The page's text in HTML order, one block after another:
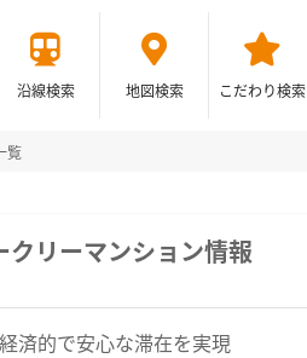
沿線検索 地図検索 こだわり検索
覧
リーマンション情報
経済的で安心な滞在を実現